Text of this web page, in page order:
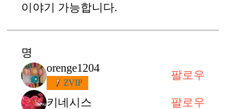
이야기 가능합니다.
명
orenge1204
ZVIP
팔로우
키네시스 팔로우